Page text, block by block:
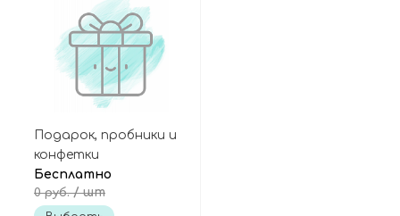
Подарок, пробники и
конфетки
Бесплатно
0 руб./ шт